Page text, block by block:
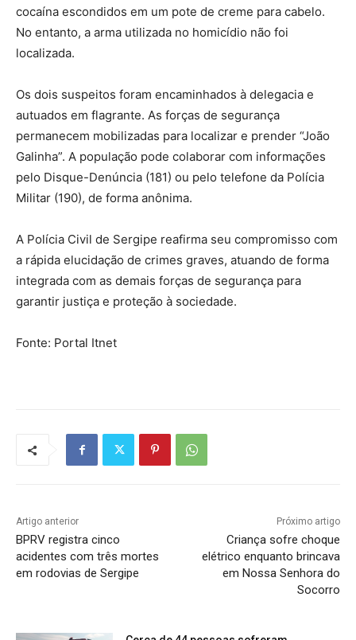
cocaína escondidos em um pote de creme para cabelo.
No entanto, a arma utilizada no homicídio não foi
localizada.
Os dois suspeitos foram encaminhados à delegacia e
autuados em flagrante. As forças de segurança
permanecem mobilizadas para localizar e prender “João
Galinha”. A população pode colaborar com informações
pelo Disque-Denúncia (181) ou pelo telefone da Polícia
Militar (190), de forma anônima.
A Polícia Civil de Sergipe reafirma seu compromisso com
a rápida elucidação de crimes graves, atuando de forma
integrada com as demais forças de segurança para
garantir justiça e proteção à sociedade.
Fonte: Portal Itnet
Artigo anterior
BPRV registra cinco
acidentes com três mortes
em rodovias de Sergipe
Próximo artigo
Criança sofre choque
elétrico enquanto brincava
em Nossa Senhora do
Socorro